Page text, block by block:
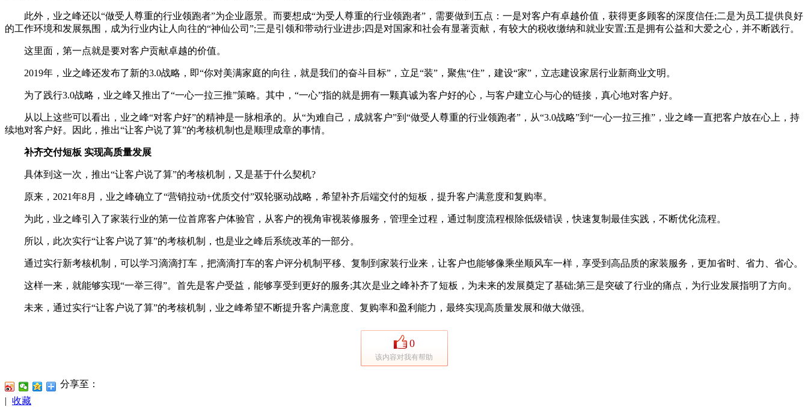
此外，业之峰还以“做受人尊重的行业领跑者”为企业愿景。而要想成“为受人尊重的行业领跑者”，需要做到五点：一是对客户有卓越价值，获得更多顾客的深度信任;二是为员工提供良好
的工作环境和发展氛围，成为行业内让人向往的“神仙公司”;三是引领和带动行业进步;四是对国家和社会有显著贡献，有较大的税收缴纳和就业安置;五是拥有公益和大爱之心，并不断践行。
这里面，第一点就是要对客户贡献卓越的价值。
2019年，业之峰还发布了新的3.0战略，即“你对美满家庭的向往，就是我们的奋斗目标”，立足“装”，聚焦“住”，建设“家”，立志建设家居行业新商业文明。
为了践行3.0战略，业之峰又推出了“一心一拉三推”策略。其中，“一心”指的就是拥有一颗真诚为客户好的心，与客户建立心与心的链接，真心地对客户好。
从以上这些可以看出，业之峰“对客户好”的精神是一脉相承的。从“为难自己，成就客户”到“做受人尊重的行业领跑者”，从“3.0战略”到“一心一拉三推”，业之峰一直把客户放在心上，持
续地对客户好。因此，推出“让客户说了算”的考核机制也是顺理成章的事情。
补齐交付短板 实现高质量发展
具体到这一次，推出“让客户说了算”的考核机制，又是基于什么契机?
原来，2021年8月，业之峰确立了“营销拉动+优质交付”双轮驱动战略，希望补齐后端交付的短板，提升客户满意度和复购率。
为此，业之峰引入了家装行业的第一位首席客户体验官，从客户的视角审视装修服务，管理全过程，通过制度流程根除低级错误，快速复制最佳实践，不断优化流程。
所以，此次实行“让客户说了算”的考核机制，也是业之峰后系统改革的一部分。
通过实行新考核机制，可以学习滴滴打车，把滴滴打车的客户评分机制平移、复制到家装行业来，让客户也能够像乘坐顺风车一样，享受到高品质的家装服务，更加省时、省力、省心。
这样一来，就能够实现“一举三得”。首先是客户受益，能够享受到更好的服务;其次是业之峰补齐了短板，为未来的发展奠定了基础;第三是突破了行业的痛点，为行业发展指明了方向。
未来，通过实行“让客户说了算”的考核机制，业之峰希望不断提升客户满意度、复购率和盈利能力，最终实现高质量发展和做大做强。
0
该内容对我有帮助
分享至：
| 收藏